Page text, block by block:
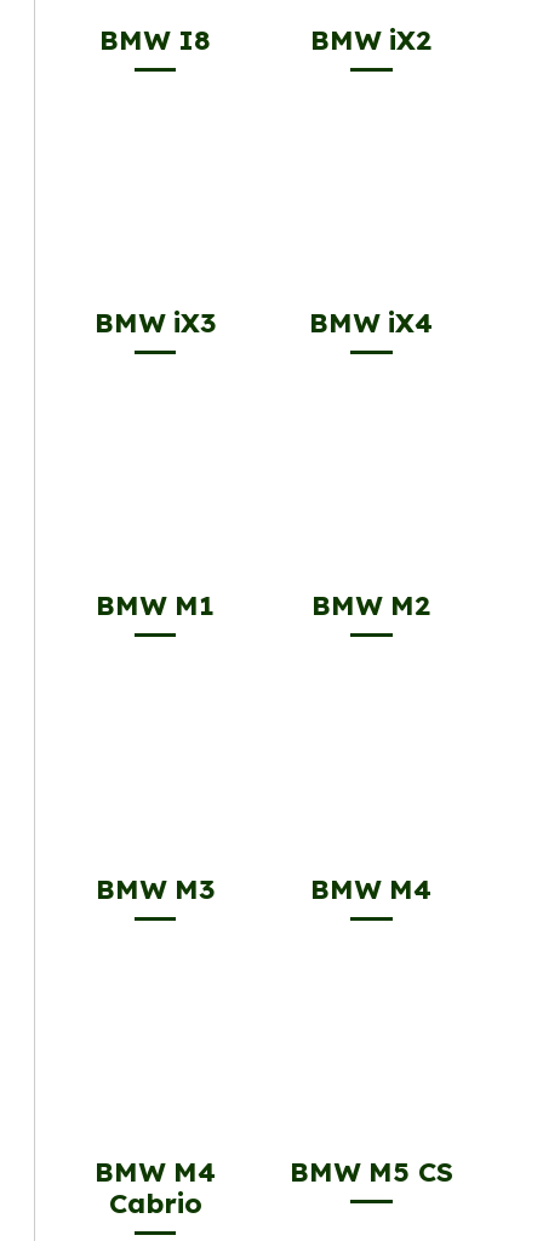
BMW I8 BMW iX2
BMW iX3 BMW iX4
BMW M1 BMW M2
BMW M3 BMW M4
BMW M4
Cabrio
BMW M5 CS